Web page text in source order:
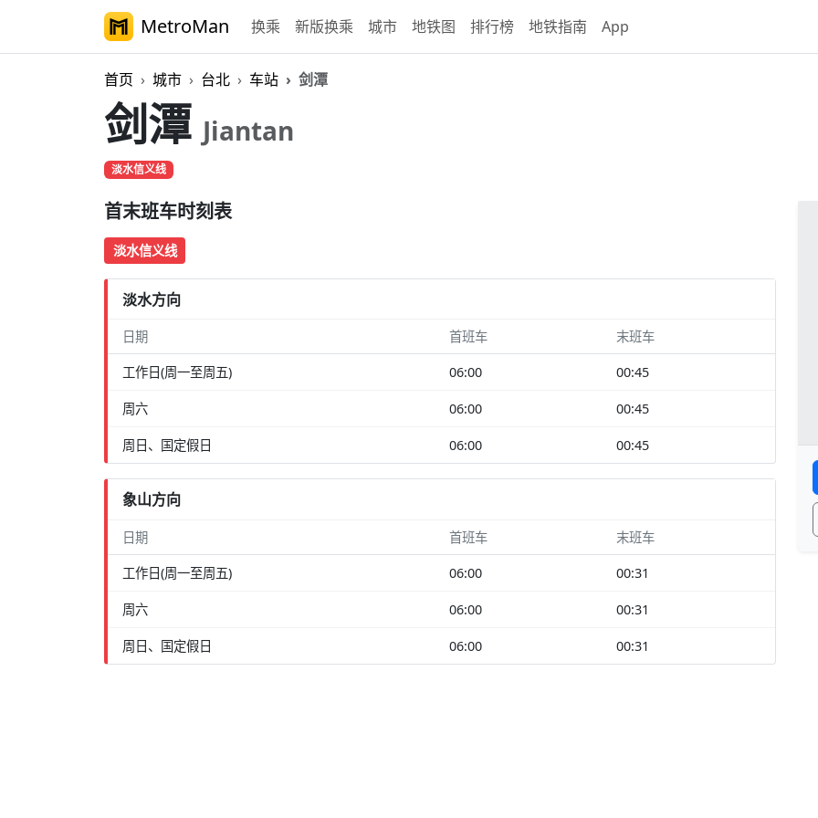
MetroMan 换乘 新版换乘 城市 地铁图 排行榜 地铁指南 App
首页 城市 台北 车站 剑潭
剑潭 Jiantan
淡水信义线
首末班车时刻表
淡水信义线
淡水方向
日期 首班车 末班车
工作日(周一至周五) 06:00 00:45
周六 06:00 00:45
周日、国定假日 06:00 00:45
象山方向
日期 首班车 末班车
工作日(周一至周五) 06:00 00:31
周六 06:00 00:31
周日、国定假日 06:00 00:31